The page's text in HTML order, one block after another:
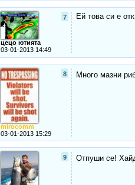
7
цецо ютията
03-01-2013 14:49
Ей това си е
8
mirocomm
03-01-2013 15:29
Много мазни
9 Отпуши се!